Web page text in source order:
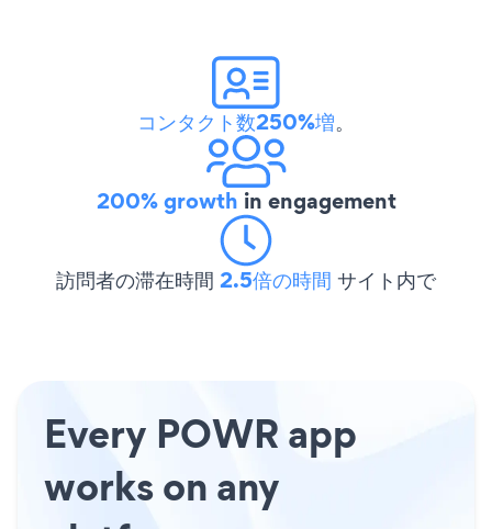
コンタクト数250%増。
200% growth in engagement
訪問者の滞在時間 2.5倍の時間 サイト内で
Every POWR app
works on any